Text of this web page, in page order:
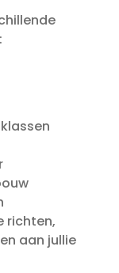
richten,
aan jullie